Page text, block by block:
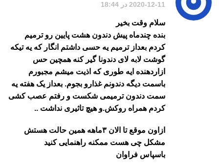
2020-12-11 در 18:44
سلام وقت بخیر
بنده چندماه پیش دندون هشت پایین رو ترمیم
کردم بعداز ترمیم یه حسی داشتم انگار که یه تیکه
گوشت لابه لای دندونا گیر کنه همچین حس
ازاردهنده ایه طوری که اذیت میشم مجبورم
باسمت دیگه دندونم غذارو بجوم. بعداز یک هفته یه
سمت دندون ترمیمی شکست و رفتم عصب کشی
کردم همراه روکش.و هیچ تاثیری نداشت ..
ازاون موقع تا الان ۳ماهه همین حالت هستش
مشکل چی هست ممکنه راهنمایی کنید
باسپاس فراوان